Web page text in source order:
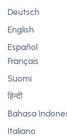
Deutsch
English
Español
Français
Suomi
हिन्दी
Bahasa
Italiano